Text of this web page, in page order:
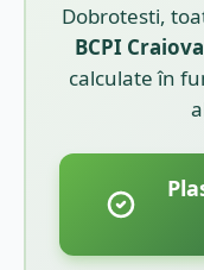
Dobrotesti,
BCPI Craiova
calculate în